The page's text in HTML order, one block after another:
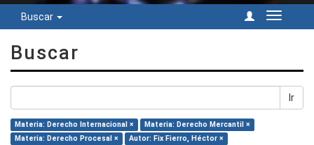
Buscar
Cambiar
Buscar
Ir
Materia: Derecho Internacional ×
Materia: Derecho Mercantil ×
Materia: Derecho Procesal ×
Autor: Fix Fierro, Héctor ×